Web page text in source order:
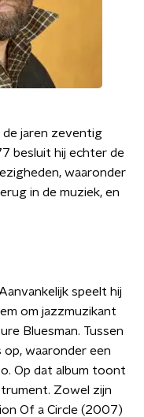
de jaren zeventig
besluit hij echter de
waaronder
in de muziek, en
speelt hij
om jazzmuzikant
Bluesman. Tussen
op, waaronder een
Op dat album toont
Zowel zijn
Of a Circle (2007)